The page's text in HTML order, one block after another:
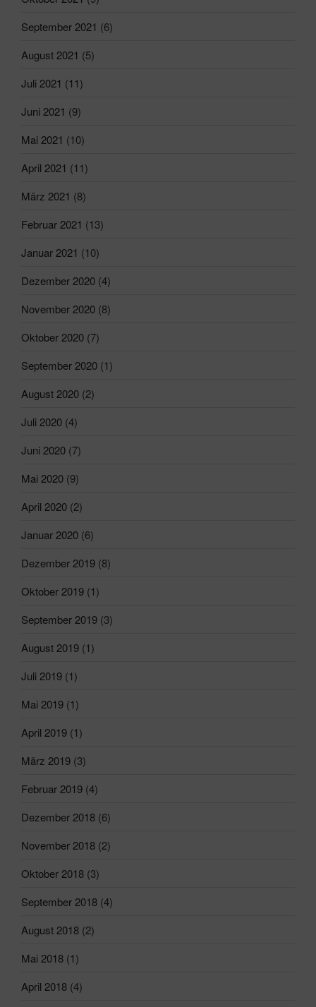
September 2021 (6)
August 2021 (5)
Juli 2021 (11)
Juni 2021 (9)
Mai 2021 (10)
April 2021 (11)
März 2021 (8)
Februar 2021 (13)
Januar 2021 (10)
Dezember 2020 (4)
November 2020 (8)
Oktober 2020 (7)
September 2020 (1)
August 2020 (2)
Juli 2020 (4)
Juni 2020 (7)
Mai 2020 (9)
April 2020 (2)
Januar 2020 (6)
Dezember 2019 (8)
Oktober 2019 (1)
September 2019 (3)
August 2019 (1)
Juli 2019 (1)
Mai 2019 (1)
April 2019 (1)
März 2019 (3)
Februar 2019 (4)
Dezember 2018 (6)
November 2018 (2)
Oktober 2018 (3)
September 2018 (4)
August 2018 (2)
Mai 2018 (1)
April 2018 (4)